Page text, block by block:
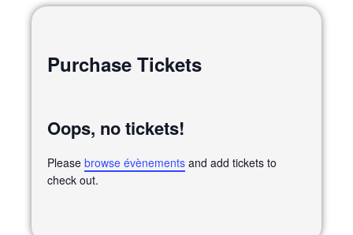
Purchase Tickets
Oops, no tickets!
Please browse évènements and add tickets to
check out.